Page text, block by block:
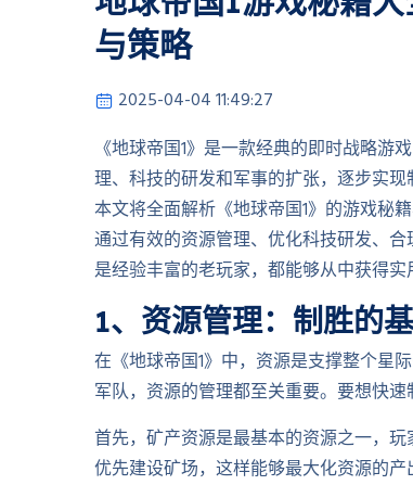
与策略
2025-04-04 11:49:27
《地球帝国1》是一款经典的即时战略
理、科技的研发和军事的扩张，逐步实
本文将全面解析《地球帝国1》的游戏秘
通过有效的资源管理、优化科技研发、
是经验丰富的老玩家，都能够从中获得实
1、资源管理：制胜的
在《地球帝国1》中，资源是支撑整个星
军队，资源的管理都至关重要。要想快
首先，矿产资源是最基本的资源之一，
优先建设矿场，这样能够最大化资源的